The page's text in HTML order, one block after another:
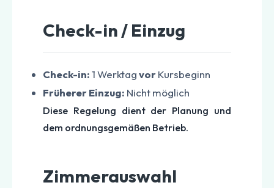
Check-in / Einzug
Check-in:1 WerktagvorKursbeginn
Früherer Einzug: Nicht möglich
Diese Regelung dient der Planung und
dem ordnungsgemäßen Betrieb.
Zimmerauswahl